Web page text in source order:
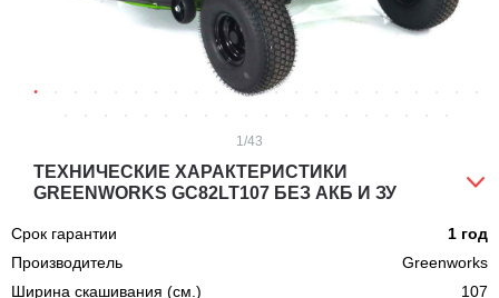
1 /43
ТЕХНИЧЕСКИЕ ХАРАКТЕРИСТИКИ
GREENWORKS GC82LT107 БЕЗ АКБ И ЗУ
Срок гарантии
1 год
Производитель
Greenworks
Ширина скашивания (см.)
107